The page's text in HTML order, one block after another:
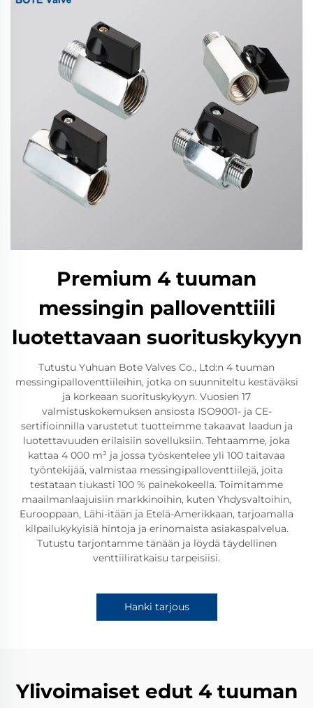
Premium 4 tuuman
messingin palloventtiili
luotettavaan suorituskykyyn
Tutustu Yuhuan Bote Valves Co., Ltd:n 4 tuuman
messingipalloventtiileihin, jotka on suunniteltu kestäväksi
ja korkeaan suorituskykyyn. Vuosien 17
valmistuskokemuksen ansiosta ISO9001- ja CE-
sertifioinnilla varustetut tuotteimme takaavat laadun ja
luotettavuuden erilaisiin sovelluksiin. Tehtaamme, joka
kattaa 4 000 m² ja jossa työskentelee yli 100 taitavaa
työntekijää, valmistaa messingipalloventtiilejä, joita
testataan tiukasti 100 % painekokeella. Toimitamme
maailmanlaajuisiin markkinoihin, kuten Yhdysvaltoihin,
Eurooppaan, Lähi-itään ja Etelä-Amerikkaan, tarjoamalla
kilpailukykyisiä hintoja ja erinomaista asiakaspalvelua.
Tutustu tarjontamme tänään ja löydä täydellinen
venttiiliratkaisu tarpeisiisi.
Hanki tarjous
Ylivoimaiset edut 4 tuuman